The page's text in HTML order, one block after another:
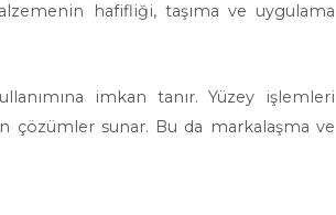
hafifliği, taşıma ve uygulama
imkan tanır. Yüzey işlemleri
çözümler sunar. Bu da markalaşma ve